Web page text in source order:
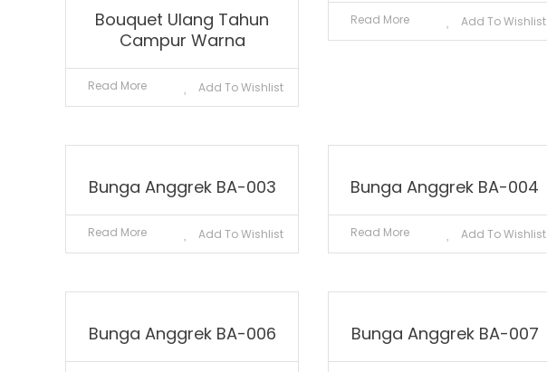
Bouquet Ulang Tahun
Campur Warna
Read More Add To Wishlist
Read More Add To Wishlist
Bunga Anggrek BA-003
Read More Add To Wishlist
Bunga Anggrek BA-004
Read More Add To Wishlist
Bunga Anggrek BA-006 Bunga Anggrek BA-007